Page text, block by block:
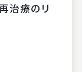
治療のリ